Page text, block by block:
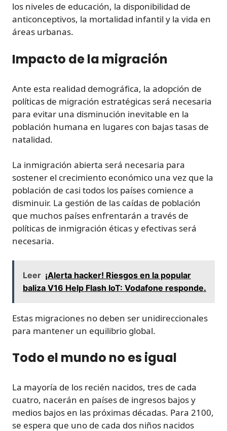
los niveles de educación, la disponibilidad de
anticonceptivos, la mortalidad infantil y la vida en
áreas urbanas.
Impacto de la migración
Ante esta realidad demográfica, la adopción de
políticas de migración estratégicas será necesaria
para evitar una disminución inevitable en la
población humana en lugares con bajas tasas de
natalidad.
La inmigración abierta será necesaria para
sostener el crecimiento económico una vez que la
población de casi todos los países comience a
disminuir. La gestión de las caídas de población
que muchos países enfrentarán a través de
políticas de inmigración éticas y efectivas será
necesaria.
Leer ¡Alerta hacker! Riesgos en la popular
baliza V16 Help Flash IoT: Vodafone responde.
Estas migraciones no deben ser unidireccionales
para mantener un equilibrio global.
Todo el mundo no es igual
La mayoría de los recién nacidos, tres de cada
cuatro, nacerán en países de ingresos bajos y
medios bajos en las próximas décadas. Para 2100,
se espera que uno de cada dos niños nacidos